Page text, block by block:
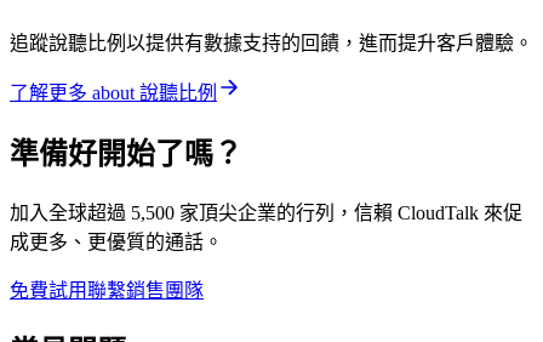
追蹤說聽比例以提供有數據支持的回饋，進而提升客戶體驗。
了解更多 about 說聽比例
準備好開始了嗎？
加入全球超過 5,500 家頂尖企業的行列，信賴 CloudTalk 來促
成更多、更優質的通話。
免費試用聯繫銷售團隊